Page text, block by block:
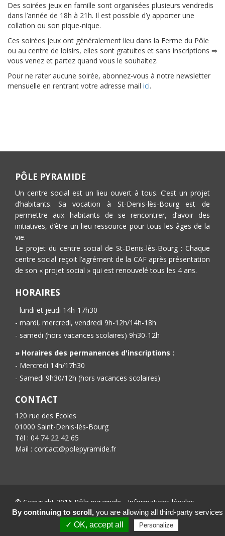
Des soirées jeux en famille sont organisées plusieurs vendredis
dans l’année de 18h à 21h. Il est possible d’y apporter une
collation ou son pique-nique.
Ces soirées jeux ont généralement lieu dans la Ferme du Pôle
ou au centre de loisirs, elles sont gratuites et sans inscriptions ⇒
vous venez et partez quand vous le souhaitez.
Pour ne rater aucune soirée, abonnez-vous à notre newsletter
mensuelle en rentrant votre adresse mail ici.
PÔLE PYRAMIDE
Un centre social est un lieu ouvert à tous. C’est un projet
d’habitants. Sa vocation à St-Denis-lès-Bourg est de
permettre aux habitants de se rencontrer, d’avoir des
initiatives, d’être un lieu ressource pour tous les âges de la
vie.
Le projet du centre social de St-Denis-lès-Bourg : Chaque
centre social reçoit l’agrément de la CAF après présentation
de son « projet social » qui est renouvelé tous les 4 ans.
HORAIRES
- lundi et jeudi 14h-17h30
- mardi, mercredi, vendredi 9h-12h/14h-18h
- samedi (hors vacances scolaires) 9h30-12h
» Horaires des permanences d'inscriptions :
- Mercredi 14h/17h30
- Samedi 9h30/12h (hors vacances scolaires)
CONTACT
120 rue des Ecoles
01000 Saint-Denis-lès-Bourg
Tél : 04 74 22 42 65
Mail : contact@polepyramide.fr
© Copyright 2016 Pôle pyramide - Informations légales
Conception :Ab’6net
By continuing to scroll, you are allowing all third-party services
✓ OK, accept all
Personalize